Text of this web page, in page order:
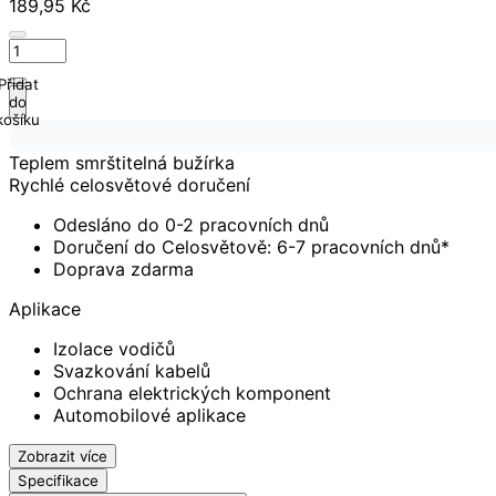
189,95 Kč
do
Teplem smrštitelná bužírka
Rychlé celosvětové doručení
Odesláno do 0-2 pracovních dnů
Doručení do Celosvětově: 6-7 pracovních dnů*
Doprava zdarma
Aplikace
Izolace vodičů
Svazkování kabelů
Ochrana elektrických komponent
Automobilové aplikace
Zobrazit více
Specifikace